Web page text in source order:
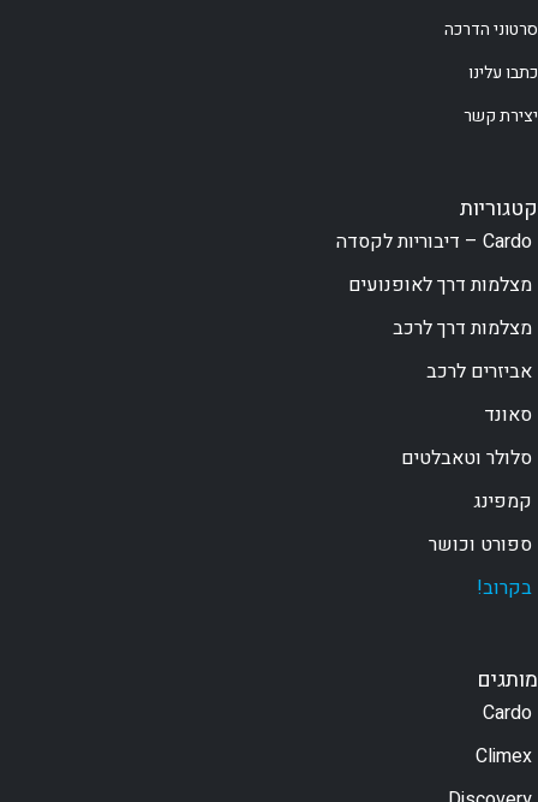
סרטוני הדרכה
כתבו עלינו
יצירת קשר
קטגוריות
Cardo – דיבוריות לקסדה
מצלמות דרך לאופנועים
מצלמות דרך לרכב
אביזרים לרכב
סאונד
סלולר וטאבלטים
קמפינג
ספורט וכושר
בקרוב!
מותגים
Cardo
Climex